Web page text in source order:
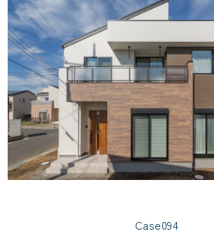
Case094